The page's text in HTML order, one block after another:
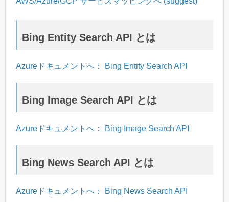
Bing Entity Search API とは
Azureドキュメントへ： Bing Entity Search API
Bing Image Search API とは
Azureドキュメントへ： Bing Image Search API
Bing News Search API とは
Azureドキュメントへ： Bing News Search API